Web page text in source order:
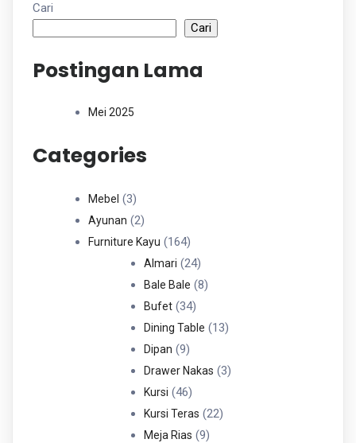
Cari
Cari
Postingan Lama
Mei 2025
Categories
Mebel 33
Produk
Ayunan 22
Produk
Furniture Kayu 164164
Produk
Almari 2424
Produk
Bale Bale 88
Bufet 3434
Produk
Dining Table 1313
Dipan 99
Produk
Drawer Nakas 33
Kursi 4646
Produk
Kursi Teras 2222
Meja Rias 99